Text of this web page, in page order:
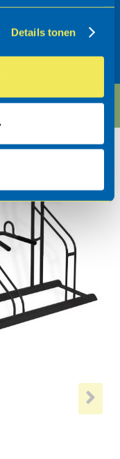
Details tonen